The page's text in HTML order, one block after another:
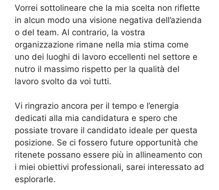
Vorrei sottolineare che la mia scelta non riflette
in alcun modo una visione negativa dell’azienda
o del team. Al contrario, la vostra
organizzazione rimane nella mia stima come
uno dei luoghi di lavoro eccellenti nel settore e
nutro il massimo rispetto per la qualità del
lavoro svolto da voi tutti.
Vi ringrazio ancora per il tempo e l’energia
dedicati alla mia candidatura e spero che
possiate trovare il candidato ideale per questa
posizione. Se ci fossero future opportunità che
ritenete possano essere più in allineamento con
i miei obiettivi professionali, sarei interessato ad
esplorarle.